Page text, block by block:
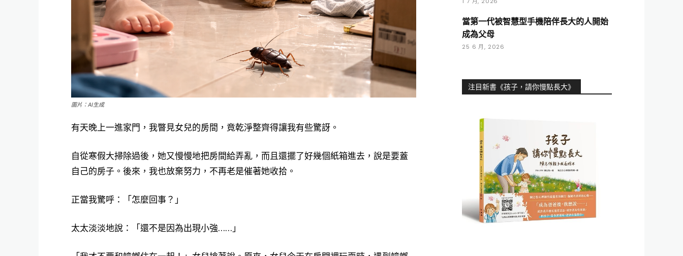
圖片：AI生成
有天晚上一進家門，我瞥見女兒的房間，竟乾淨整齊得讓我有些驚訝。
自從寒假大掃除過後，她又慢慢地把房間給弄亂，而且還擺了好幾個紙箱進去，說是要蓋
自己的房子。後來，我也放棄努力，不再老是催著她收拾。
正當我驚呼：「怎麼回事？」
太太淡淡地說：「還不是因為出現小強……」
當第一代被智慧型手機陪伴長大的人開始
成為父母
25 6 月, 2026
注目新書《孩子，請你慢點長大》